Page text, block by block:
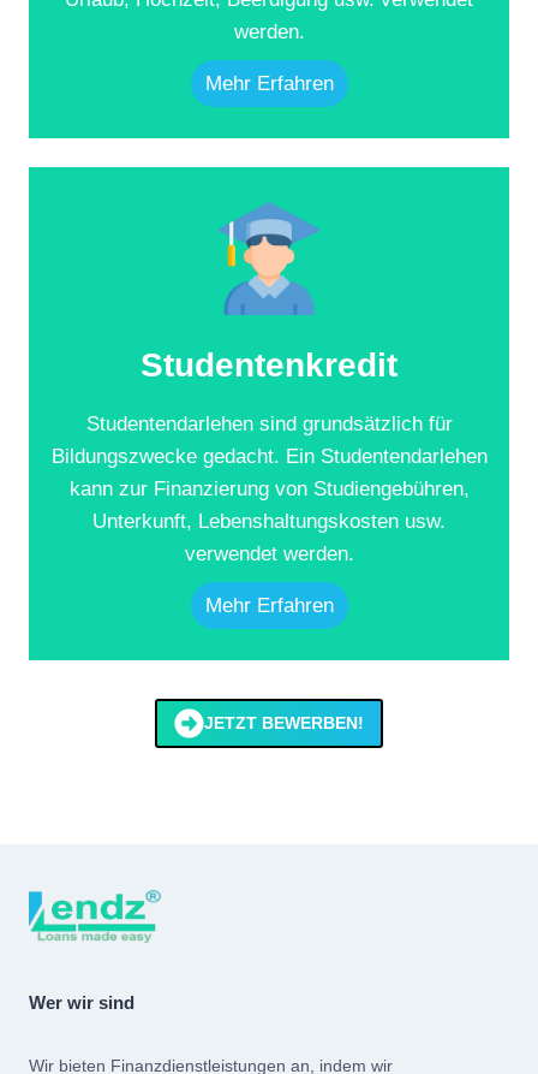
werden.
Mehr Erfahren
Studentenkredit
Studentendarlehen sind grundsätzlich für
Bildungszwecke gedacht. Ein Studentendarlehen
kann zur Finanzierung von Studiengebühren,
Unterkunft, Lebenshaltungskosten usw.
verwendet werden.
Mehr Erfahren
JETZT BEWERBEN!
Wer wir sind
Wir bieten Finanzdienstleistungen an, indem wir